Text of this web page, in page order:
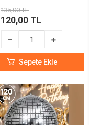
135,00 TL
120,00 TL
Sepete Ekle